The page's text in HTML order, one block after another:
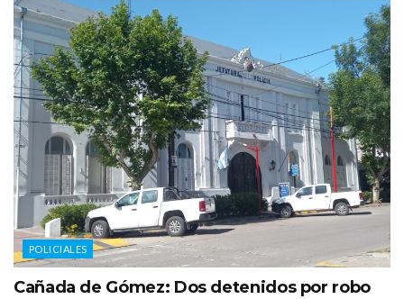
POLICIALES
Cañada de Gómez: Dos detenidos por robo